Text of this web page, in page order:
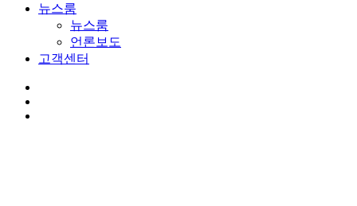
뉴스룸
뉴스룸
언론보도
고객센터